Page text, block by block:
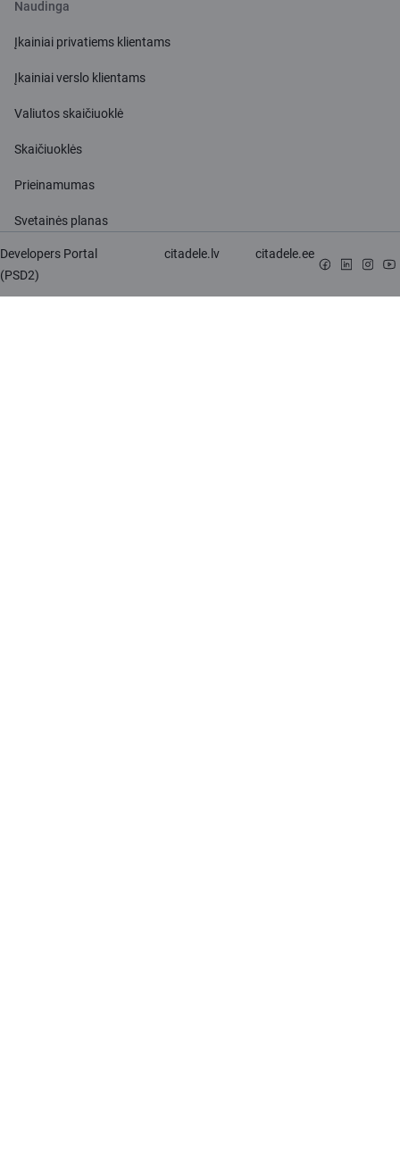
Naudinga
Įkainiai privatiems klientams
Įkainiai verslo klientams
Valiutos skaičiuoklė
Skaičiuoklės
Prieinamumas
Svetainės planas
Developers Portal
(PSD2)
citadele.lv citadele.ee